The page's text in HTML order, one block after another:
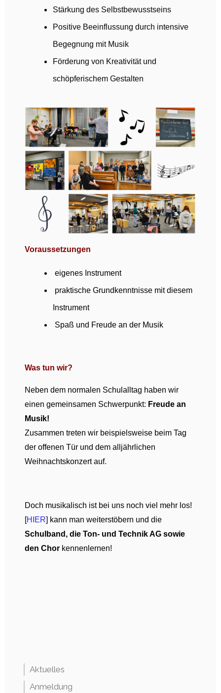
Aktuelles
Anmeldung
Stärkung des Selbstbewusstseins
Positive Beeinflussung durch intensive
Begegnung mit Musik
Förderung von Kreativität und
schöpferischem Gestalten
Voraussetzungen
eigenes Instrument
praktische Grundkenntnisse mit diesem
Instrument
Spaß und Freude an der Musik
Was tun wir?
Neben dem normalen Schulalltag haben wir
einen gemeinsamen Schwerpunkt: Freude an
Musik!
Zusammen treten wir beispielsweise beim Tag
der offenen Tür und dem alljährlichen
Weihnachtskonzert auf.
Doch musikalisch ist bei uns noch viel mehr los!
[HIER] kann man weiterstöbern und die
Schulband, die Ton- und Technik AG sowie
den Chor kennenlernen!